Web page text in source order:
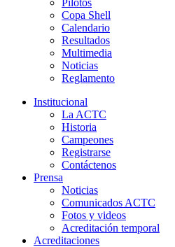
Pilotos
Copa Shell
Calendario
Resultados
Multimedia
Noticias
Reglamento
Institucional
La ACTC
Historia
Campeones
Registrarse
Contáctenos
Prensa
Noticias
Comunicados ACTC
Fotos y videos
Acreditación temporal
Acreditaciones